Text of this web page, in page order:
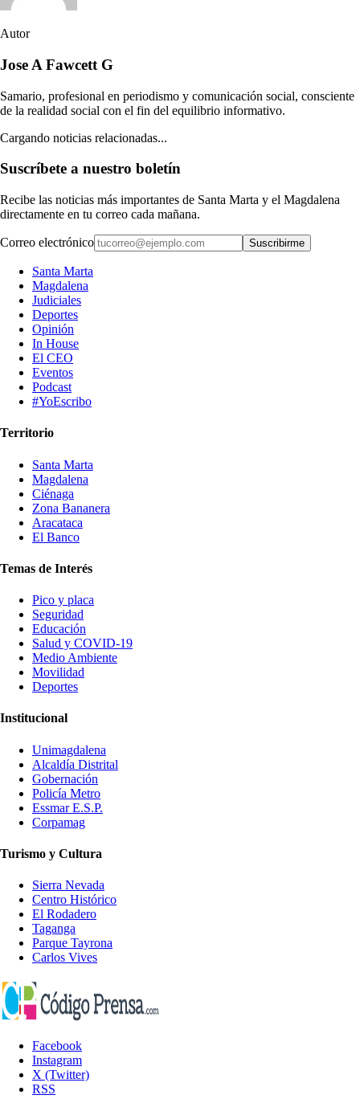
Autor
Jose A Fawcett G
Samario, profesional en periodismo y comunicación social, consciente
de la realidad social con el fin del equilibrio informativo.
Cargando noticias relacionadas...
Suscríbete a nuestro boletín
Recibe las noticias más importantes de Santa Marta y el Magdalena
directamente en tu correo cada mañana.
Correo electrónico Suscribirme
Santa Marta
Magdalena
Judiciales
Deportes
Opinión
In House
El CEO
Eventos
Podcast
#YoEscribo
Territorio
Santa Marta
Magdalena
Ciénaga
Zona Bananera
Aracataca
El Banco
Temas de Interés
Pico y placa
Seguridad
Educación
Salud y COVID-19
Medio Ambiente
Movilidad
Deportes
Institucional
Unimagdalena
Alcaldía Distrital
Gobernación
Policía Metro
Essmar E.S.P.
Corpamag
Turismo y Cultura
Sierra Nevada
Centro Histórico
El Rodadero
Taganga
Parque Tayrona
Carlos Vives
Facebook
Instagram
X (Twitter)
RSS